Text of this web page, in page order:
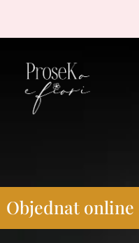
Objednat online